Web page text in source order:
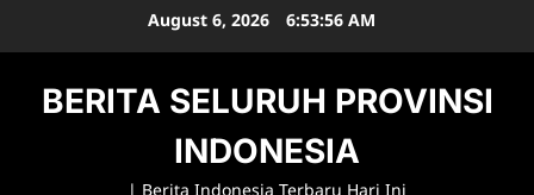
August 6, 2026 6:53:57 AM
BERITA SELURUH PROVINSI
INDONESIA
| Berita Indonesia Terbaru Hari Ini